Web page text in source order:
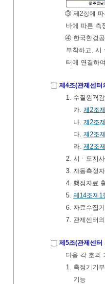
③ 제2항에 따
바에 따른 측
④ 한국환경공
부착하고, 시
터에 연결하
제4조(관제센터
1. 수질원격
가. 제2조
나. 제2조
다. 제2조
라. 제2조
2. 시ㆍ도지
3. 자동측정
4. 행정자료
5. 제14조제1
6. 자료수집
7. 관제센터
제5조(관제센터
다음 각 호의
1. 측정기기
기능